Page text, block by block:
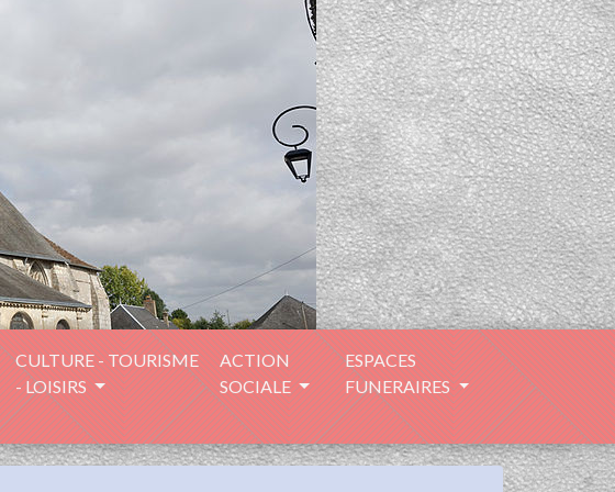
CULTURE - TOURISME
- LOISIRS
ACTION
SOCIALE
ESPACES
FUNERAIRES